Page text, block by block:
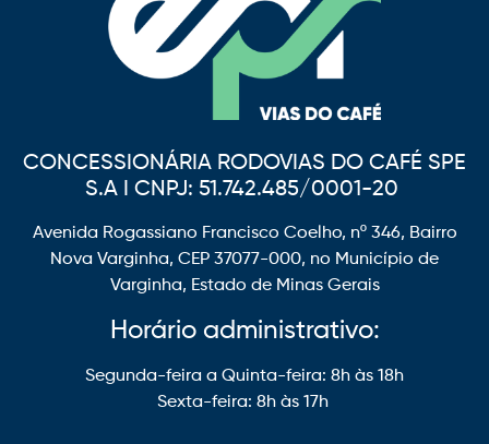
CONCESSIONÁRIA RODOVIAS DO CAFÉ SPE
S.A I CNPJ: 51.742.485/0001-20
Avenida Rogassiano Francisco Coelho, nº 346, Bairro
Nova Varginha, CEP 37077-000, no Município de
Varginha, Estado de Minas Gerais
Horário administrativo:
Segunda-feira a Quinta-feira: 8h às 18h
Sexta-feira: 8h às 17h